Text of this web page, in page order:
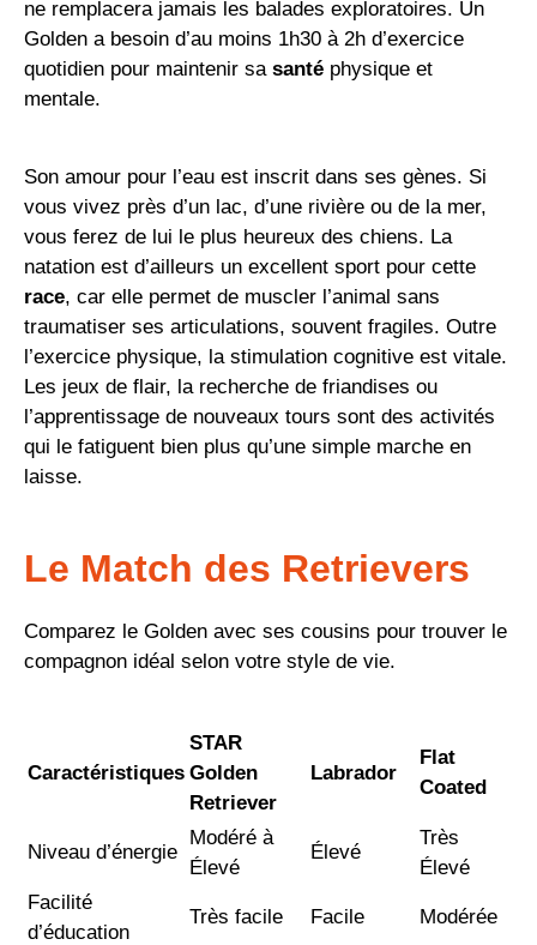
ne remplacera jamais les balades exploratoires. Un
Golden a besoin d’au moins 1h30 à 2h d’exercice
quotidien pour maintenir sa santé physique et
mentale.
Son amour pour l’eau est inscrit dans ses gènes. Si
vous vivez près d’un lac, d’une rivière ou de la mer,
vous ferez de lui le plus heureux des chiens. La
natation est d’ailleurs un excellent sport pour cette
race, car elle permet de muscler l’animal sans
traumatiser ses articulations, souvent fragiles. Outre
l’exercice physique, la stimulation cognitive est vitale.
Les jeux de flair, la recherche de friandises ou
l’apprentissage de nouveaux tours sont des activités
qui le fatiguent bien plus qu’une simple marche en
laisse.
Le Match des Retrievers
Comparez le Golden avec ses cousins pour trouver le
compagnon idéal selon votre style de vie.
Caractéristiques
STAR
Golden
Retriever
Labrador
Flat
Coated
Niveau d’énergie
Modéré à
Élevé
Élevé
Très
Élevé
Facilité
d’éducation
Très facile Facile Modérée